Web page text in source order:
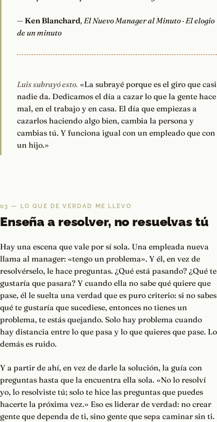
— Ken Blanchard, El Nuevo Manager al Minuto · El elogio
de un minuto
Luis subrayó esto. «La subrayé porque es el giro que casi
nadie da. Dedicamos el día a cazar lo que la gente hace
mal, en el trabajo y en casa. El día que empiezas a
cazarlos haciendo algo bien, cambia la persona y
cambias tú. Y funciona igual con un empleado que con
un hijo.»
03 — LO QUE DE VERDAD ME LLEVO
Enseña a resolver, no resuelvas tú
Hay una escena que vale por sí sola. Una empleada nueva
llama al manager: «tengo un problema». Y él, en vez de
resolvérselo, le hace preguntas. ¿Qué está pasando? ¿Qué te
gustaría que pasara? Y cuando ella no sabe qué quiere que
pase, él le suelta una verdad que es puro criterio: si no sabes
qué te gustaría que sucediese, entonces no tienes un
problema, te estás quejando. Solo hay problema cuando
hay distancia entre lo que pasa y lo que quieres que pase. Lo
demás es ruido.
Y a partir de ahí, en vez de darle la solución, la guía con
preguntas hasta que la encuentra ella sola. «No lo resolví
yo, lo resolviste tú; solo te hice las preguntas que puedes
hacerte la próxima vez.» Eso es liderar de verdad: no crear
gente que dependa de ti, sino gente que sepa caminar sin ti.